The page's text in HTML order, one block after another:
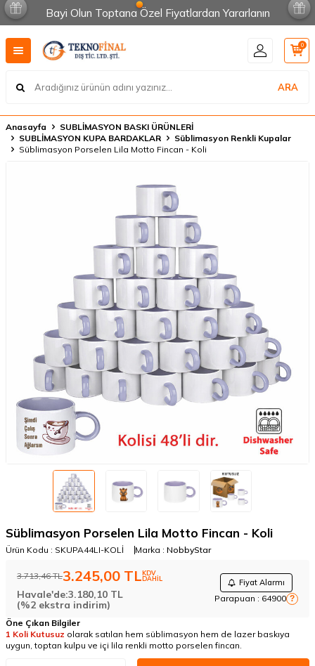
Bayi Olun Toptana Özel Fiyatlardan Yararlanın
ARA
0
Anasayfa
SUBLİMASYON BASKI ÜRÜNLERİ
SUBLİMASYON KUPA BARDAKLAR
Süblimasyon Renkli Kupalar
Süblimasyon Porselen Lila Motto Fincan - Koli
Süblimasyon Porselen Lila Motto Fincan - Koli
Ürün Kodu : SKUPA44LI-KOLİ Marka : NobbyStar
3.713,46TL3.245,00 TLKDV
DAHİL Fiyat Alarmı
Parapuan : 64900 ?
Havale'de:3.180,10 TL
(%2 ekstra indirim)
Öne Çıkan Bilgiler
1 Koli Kutusuz olarak satılan hem süblimasyon hem de lazer baskıya
uygun, toptan kulpu ve içi lila renkli motto porselen fincan.